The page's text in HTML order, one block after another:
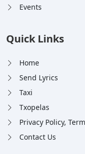
Events
Quick Links
Home
Send Lyrics
Taxi
Txopelas
Privacy Policy,
Contact Us